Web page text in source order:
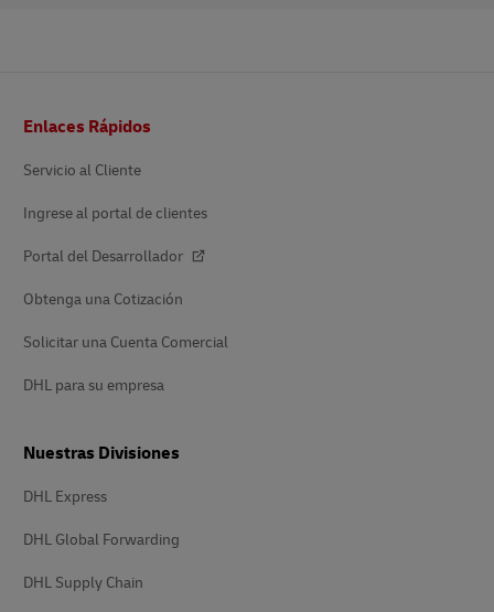
de
Enlaces Rápidos
Servicio al Cliente
Ingrese al portal de clientes
Portal del Desarrollador
Obtenga una Cotización
Solicitar una Cuenta Comercial
DHL para su empresa
Nuestras Divisiones
DHL Express
DHL Global Forwarding
DHL Supply Chain